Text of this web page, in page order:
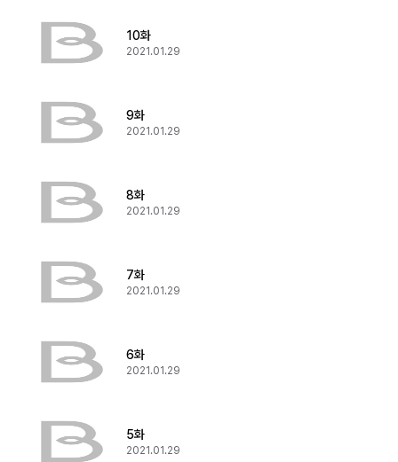
10화
2021.01.29
9화
2021.01.29
8화
2021.01.29
7화
2021.01.29
6화
2021.01.29
5화
2021.01.29